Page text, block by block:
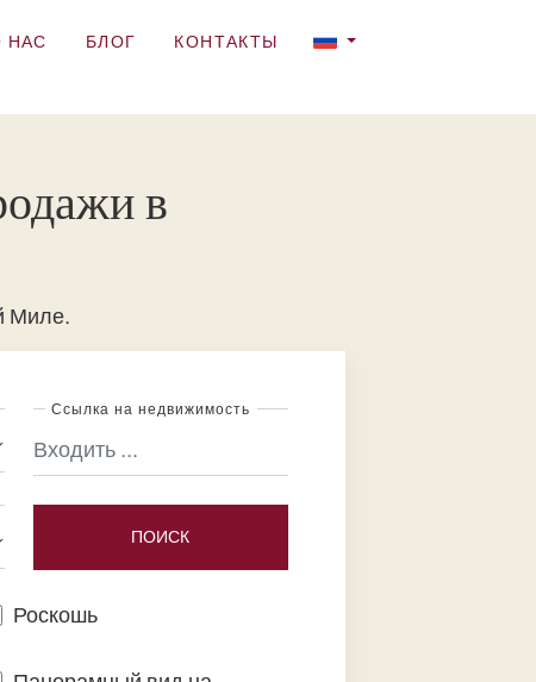
НАС БЛОГ КОНТАКТЫ
в
Миле.
Ссылка на недвижимость
ПОИСК
Роскошь